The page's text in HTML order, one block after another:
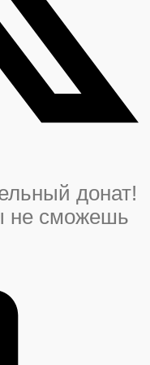
донат!
не сможешь